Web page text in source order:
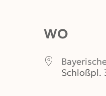
WO
Schloßpl.